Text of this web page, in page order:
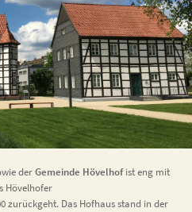
derGemeinde Hövelhofist eng mit
Hövelhofer
zurückgeht. Das Hofhaus stand in der